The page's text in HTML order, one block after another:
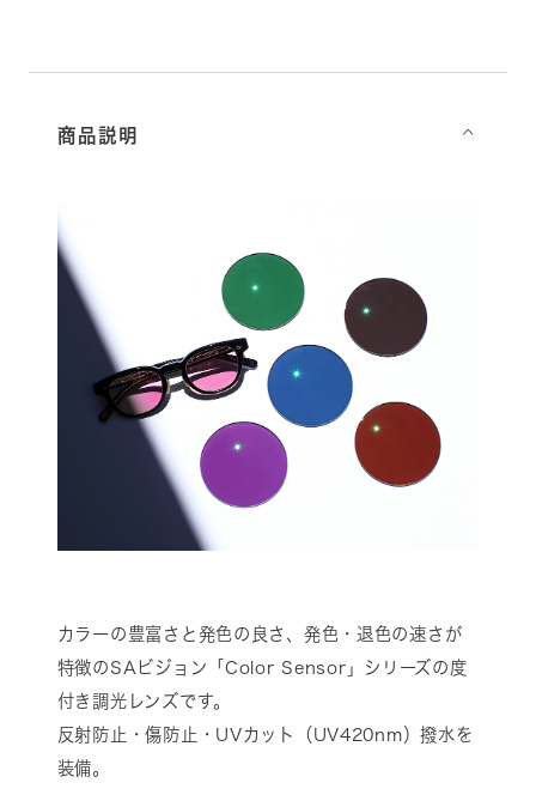
商品説明 ⌵
カラーの豊富さと発色の良さ、発色・退色の速さが
特徴のSAビジョン「Color Sensor」シリーズの度
付き調光レンズです。
反射防止・傷防止・UVカット（UV420nm）撥水を
装備。